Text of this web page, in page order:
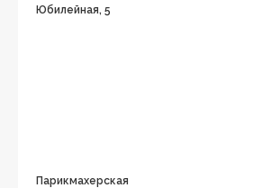
Юбилейная, 5
Парикмахерская